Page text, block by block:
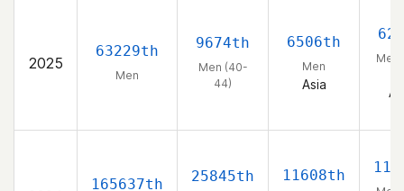
2025
63229th
Men
9674th
Men (40-
44)
6506th
Men
Asia
Men
165637th 25845th 11608th